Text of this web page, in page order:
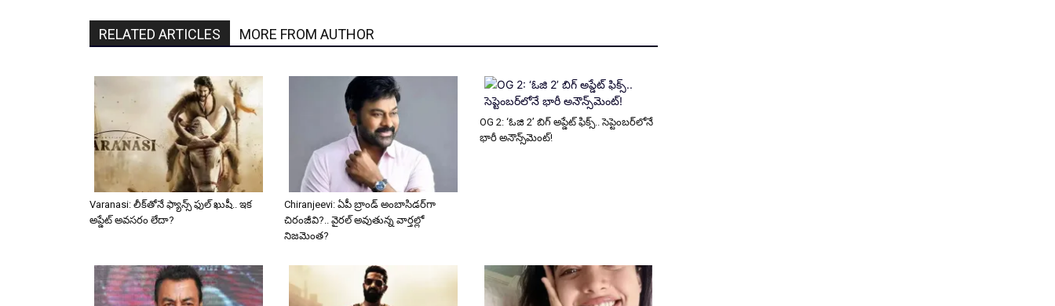
RELATED ARTICLES MORE FROM AUTHOR
Varanasi: లీక్‌తోనే ఫ్యాన్స్ ఫుల్ ఖుషీ.. ఇక
అప్డేట్ అవసరం లేదా?
Chiranjeevi: ఏపీ బ్రాండ్ అంబాసిడర్‌గా
చిరంజీవి?.. వైరల్ అవుతున్న వార్తల్లో
నిజమెంత?
OG 2: ‘ఓజి 2’ బిగ్ అప్డేట్ ఫిక్స్.. సెప్టెంబర్‌లోనే
భారీ అనౌన్స్‌మెంట్!